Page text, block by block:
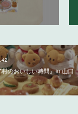
村のおいしい時間』in 山口